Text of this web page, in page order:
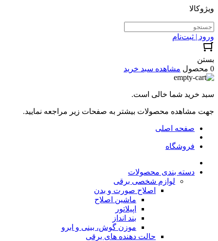
ویژوکالا
ورود | ثبت‌نام
بستن
0 محصول
مشاهده سبد خرید
سبد خرید شما خالی است.
جهت مشاهده محصولات بیشتر به صفحات زیر مراجعه نمایید.
صفحه اصلی
فروشگاه
دسته بندی محصولات
لوازم شخصی برقی
اصلاح صورت و بدن
ماشین اصلاح
اپیلاتور
بند انداز
موزن گوش، بینی و ابرو
حالت دهنده های برقی